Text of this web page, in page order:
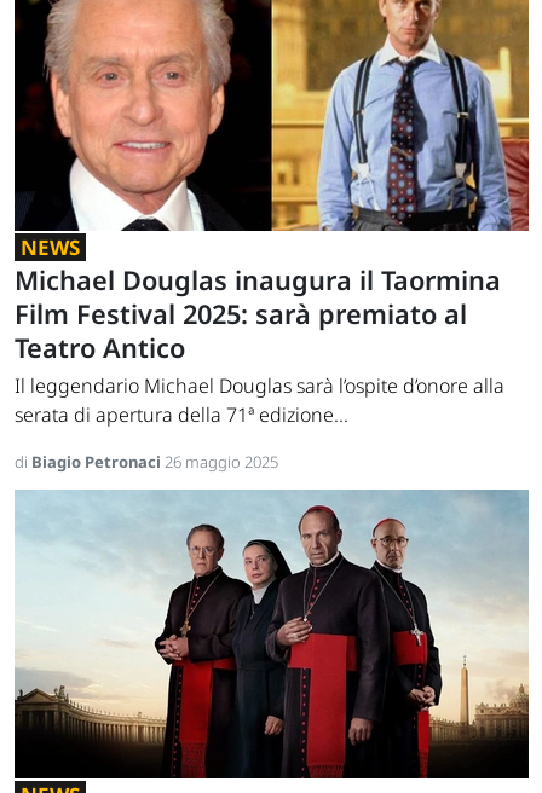
NEWS
Michael Douglas inaugura il Taormina
Film Festival 2025: sarà premiato al
Teatro Antico
Il leggendario Michael Douglas sarà l’ospite d’onore alla
serata di apertura della 71ª edizione...
di Biagio Petronaci 26 maggio 2025